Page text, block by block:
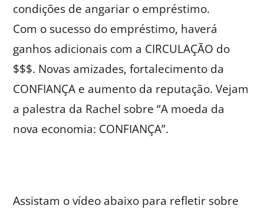
condições de angariar o empréstimo.
Com o sucesso do empréstimo, haverá
ganhos adicionais com a CIRCULAÇÃO do
$$$. Novas amizades, fortalecimento da
CONFIANÇA e aumento da reputação. Vejam
a palestra da Rachel sobre “A moeda da
nova economia: CONFIANÇA”.
Assistam o vídeo abaixo para refletir sobre